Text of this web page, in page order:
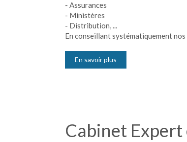
- Assurances
- Ministères
- Distribution, ...
En conseillant systématiquement
En savoir plus
Cabinet Expert